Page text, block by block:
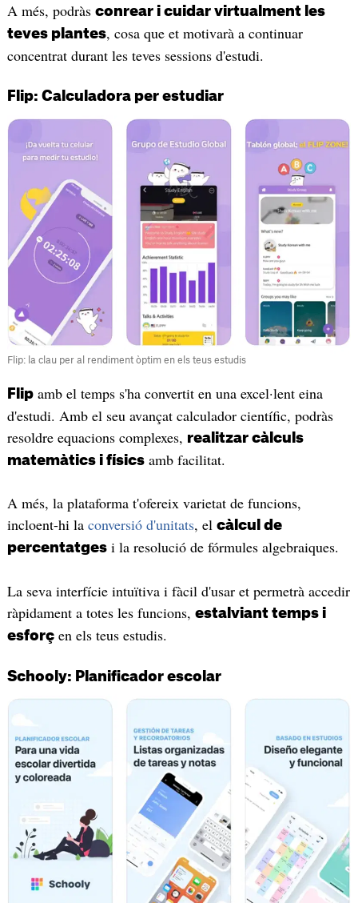
A més, podràs conrear i cuidar virtualment les
teves plantes, cosa que et motivarà a continuar
concentrat durant les teves sessions d'estudi.
Flip: Calculadora per estudiar
Flip: la clau per al rendiment òptim en els teus estudis
Flipamb el temps s'ha convertit en una excel·lent eina
d'estudi. Amb el seu avançat calculador científic, podràs
resoldre equacions complexes, realitzar càlculs
matemàtics i físicsamb facilitat.
A més, la plataforma t'ofereix varietat de funcions,
incloent-hi la conversió d'unitats, el càlcul de
percentatgesi la resolució de fórmules algebraiques.
La seva interfície intuïtiva i fàcil d'usar et permetrà accedir
ràpidament a totes les funcions, estalviant temps i
esforçen els teus estudis.
Schooly: Planificador escolar